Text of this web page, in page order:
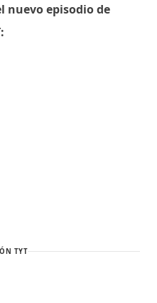
nuevo episodio de
TYT